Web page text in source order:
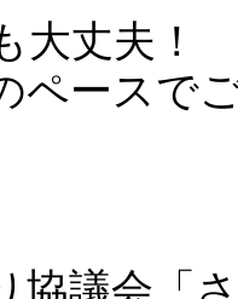
大丈夫！
ペースで
協議会「